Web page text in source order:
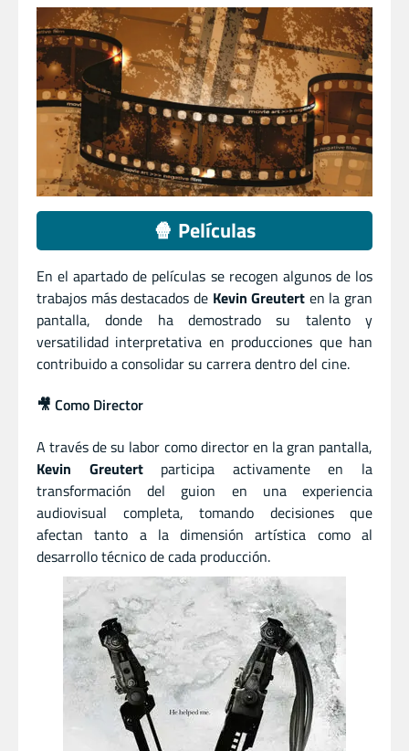
🍿 Películas
En el apartado de películas se recogen algunos de los
trabajos más destacados de Kevin Greutert en la gran
pantalla, donde ha demostrado su talento y
versatilidad interpretativa en producciones que han
contribuido a consolidar su carrera dentro del cine.
🎥 Como Director
A través de su labor como director en la gran pantalla,
Kevin Greutertparticipa activamente en la
transformación del guion en una experiencia
audiovisual completa, tomando decisiones que
afectan tanto a la dimensión artística como al
desarrollo técnico de cada producción.